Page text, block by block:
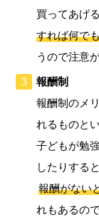
買ってあげ
すれば何で
うので注意
報酬制
報酬制のメ
れるものと
子どもが勉
したりする
報酬がない
れもあるの